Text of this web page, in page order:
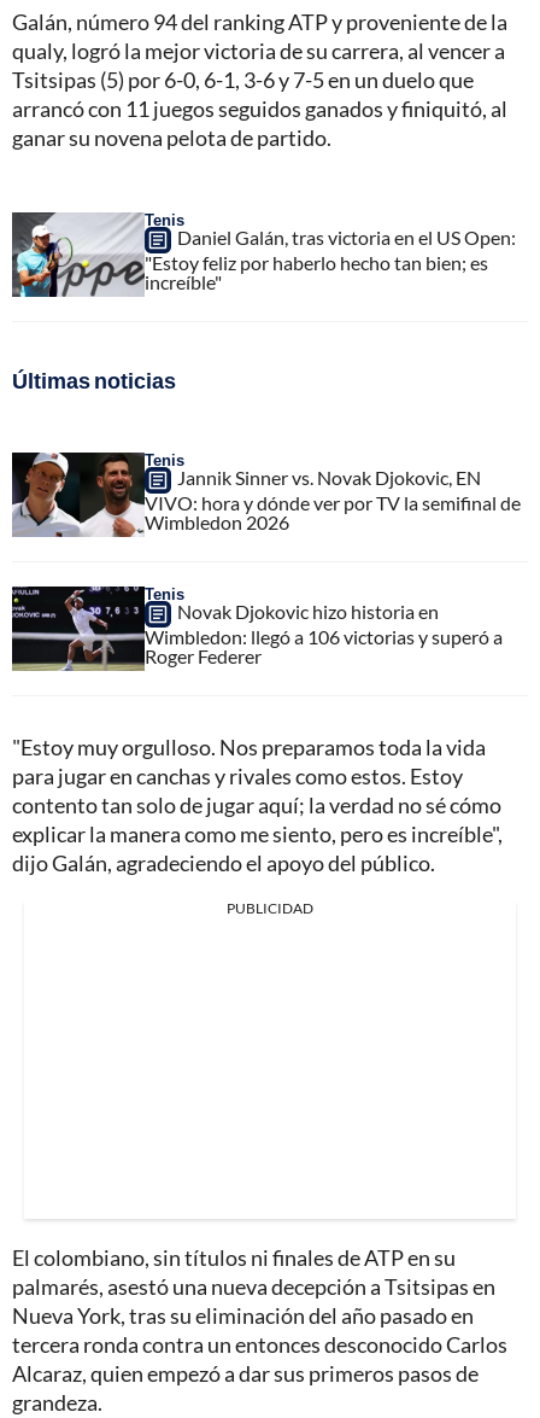
Galán, número 94 del ranking ATP y proveniente de la
qualy, logró la mejor victoria de su carrera, al vencer a
Tsitsipas (5) por 6-0, 6-1, 3-6 y 7-5 en un duelo que
arrancó con 11 juegos seguidos ganados y finiquitó, al
ganar su novena pelota de partido.
Tenis
Daniel Galán, tras victoria en el US Open:
"Estoy feliz por haberlo hecho tan bien; es
increíble"
Últimas noticias
Tenis
Jannik Sinner vs. Novak Djokovic, EN
VIVO: hora y dónde ver por TV la semifinal de
Wimbledon 2026
Tenis
Novak Djokovic hizo historia en
Wimbledon: llegó a 106 victorias y superó a
Roger Federer
"Estoy muy orgulloso. Nos preparamos toda la vida
para jugar en canchas y rivales como estos. Estoy
contento tan solo de jugar aquí; la verdad no sé cómo
explicar la manera como me siento, pero es increíble",
dijo Galán, agradeciendo el apoyo del público.
PUBLICIDAD
El colombiano, sin títulos ni finales de ATP en su
palmarés, asestó una nueva decepción a Tsitsipas en
Nueva York, tras su eliminación del año pasado en
tercera ronda contra un entonces desconocido Carlos
Alcaraz, quien empezó a dar sus primeros pasos de
grandeza.